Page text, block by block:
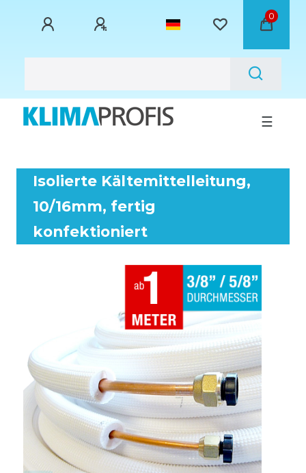
0
☰
Isolierte Kältemittelleitung,
10/16mm, fertig
konfektioniert